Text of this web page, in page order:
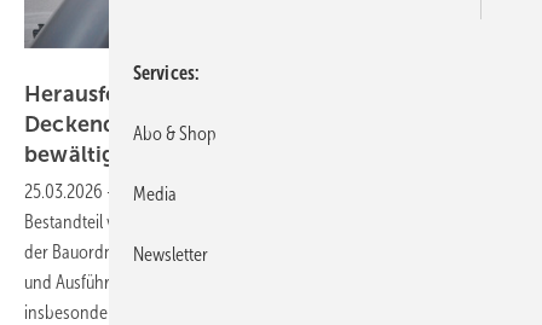
Herausforderungen bei Wand- und
Deckendurchführungen abnahmesicher
bewältigen
25.03.2026 -
Der bauliche Brandschutz ist ein wesentlicher
Bestandteil von Brandschutzkonzepten. Er dient dazu, die Schutzziele
der Bauordnung bzw. die entsprechenden Planungs-, Bemessungs-
und Ausführungsanforderungen zu erfüllen. Dazu gehört
insbesondere die Bildung brandschutztechnischer Einheiten durch
Services
Abo & Shop
Media
Newsletter